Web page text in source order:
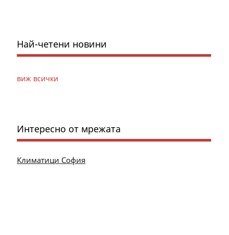
Най-четени новини
виж всички
Интересно от мрежата
Климатици София